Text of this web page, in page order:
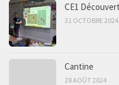
CE1
31 OCTOBRE 2024
Cantine
28 AOÛT 2024